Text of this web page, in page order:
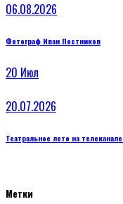
06.08.2026
Фотограф Иван Постников
20 Июл
20.07.2026
Театральное лето на
Метки